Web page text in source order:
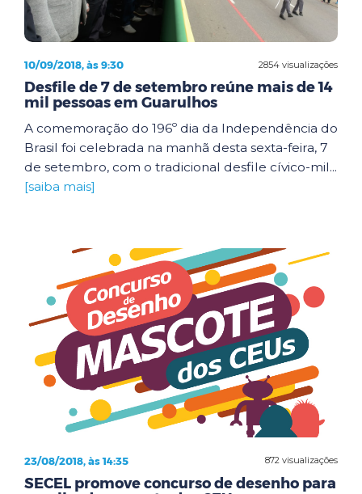
2854 visualizações
10/09/2018, às 9:30
Desfile de 7 de setembro reúne mais de 14
mil pessoas em Guarulhos
A comemoração do 196º dia da Independência do
Brasil foi celebrada na manhã desta sexta-feira, 7
de setembro, com o tradicional desfile cívico-mil...
[saiba mais]
872 visualizações
23/08/2018, às 14:35
SECEL promove concurso de desenho para